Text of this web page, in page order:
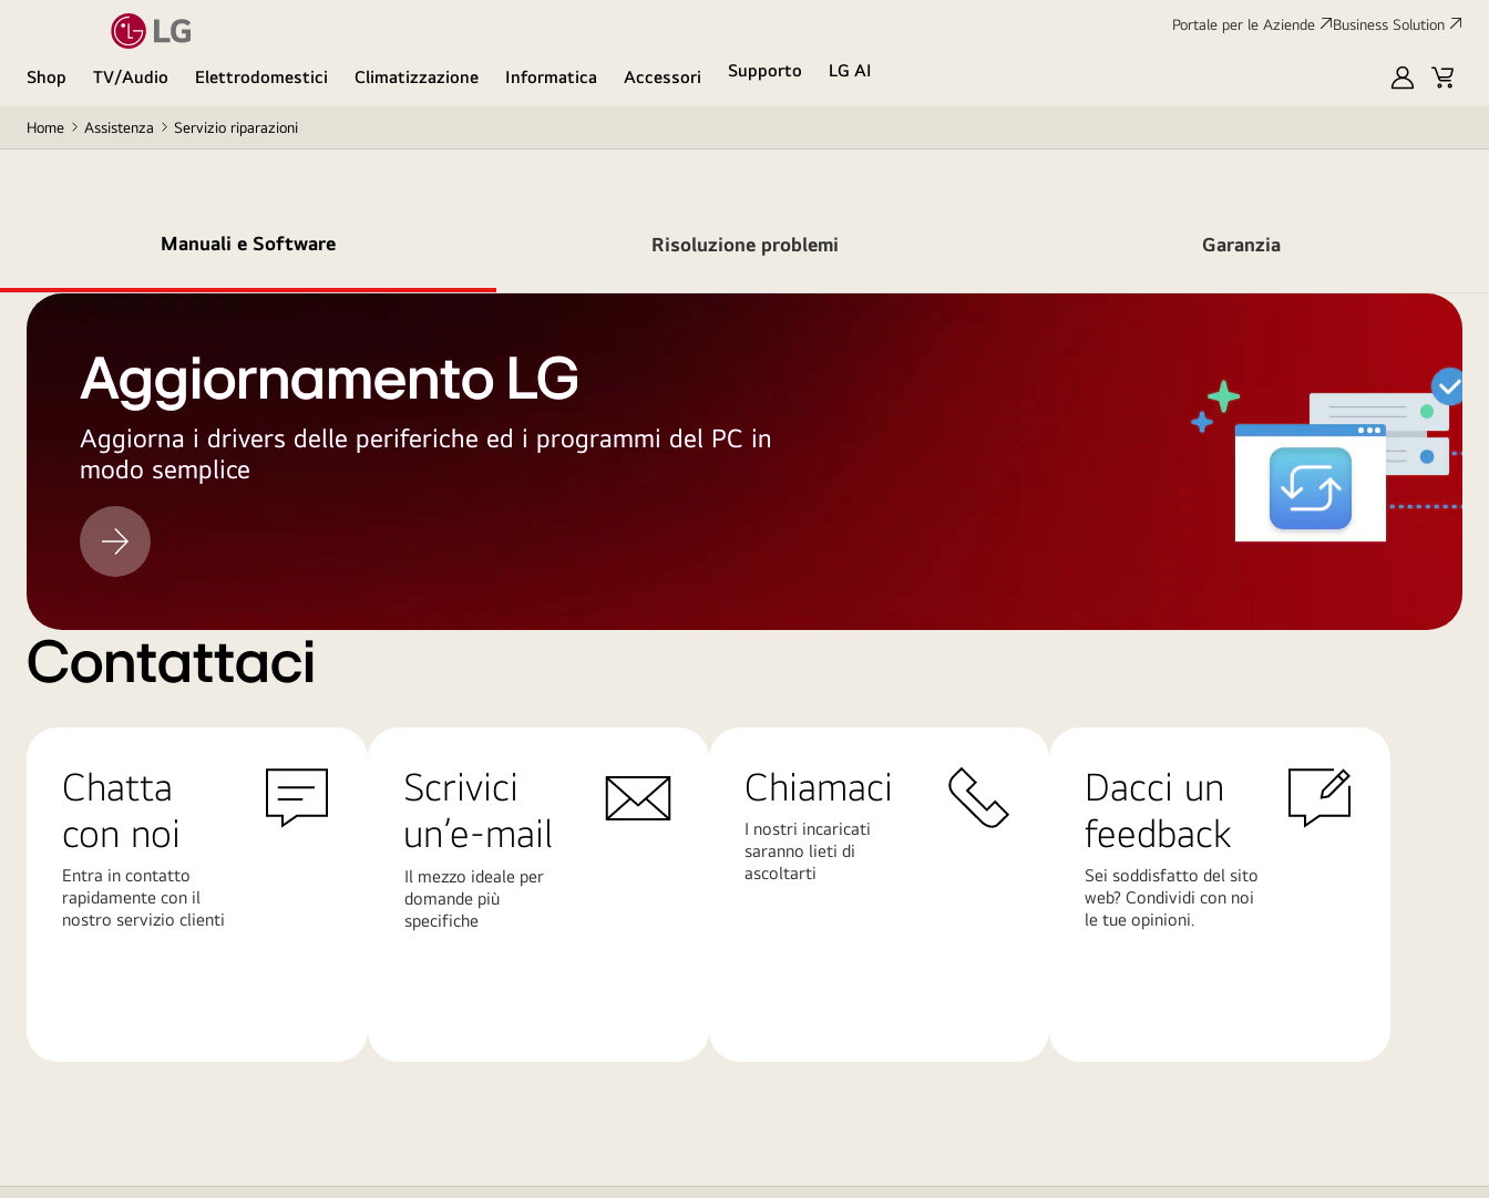
Portale per le Aziende Business Solution
Shop TV/Audio Elettrodomestici Climatizzazione Informatica Accessori Supporto
LG AI
My
Cart
Home Assistenza Servizio riparazioni
Manuali e Software Risoluzione problemi Garanzia
Aggiornamento LG
Aggiorna i drivers delle periferiche ed i programmi del PC in
modo semplice
Aggiornamento
LG
Contattaci
Chatta
con noi
Entra in contatto
rapidamente con il
nostro servizio clienti
Scrivici
un’e-mail
Il mezzo ideale per
domande più
specifiche
Chiamaci
I nostri incaricati
saranno lieti di
ascoltarti
Dacci un
feedback
Sei soddisfatto del sito
web? Condividi con noi
le tue opinioni.